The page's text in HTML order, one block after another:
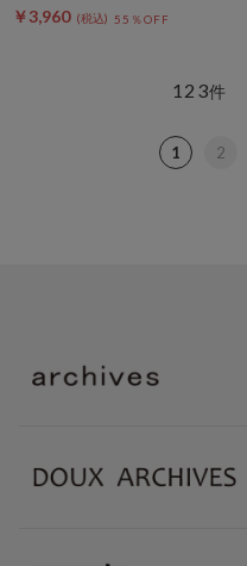
￥3,960 55％OFF
123件
1 2